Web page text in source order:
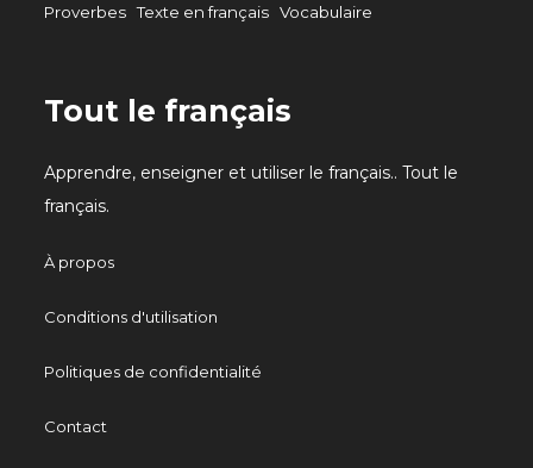
Proverbes Texte en français Vocabulaire
Tout le français
Apprendre, enseigner et utiliser le français.. Tout le
français.
À propos
Conditions d'utilisation
Politiques de confidentialité
Contact